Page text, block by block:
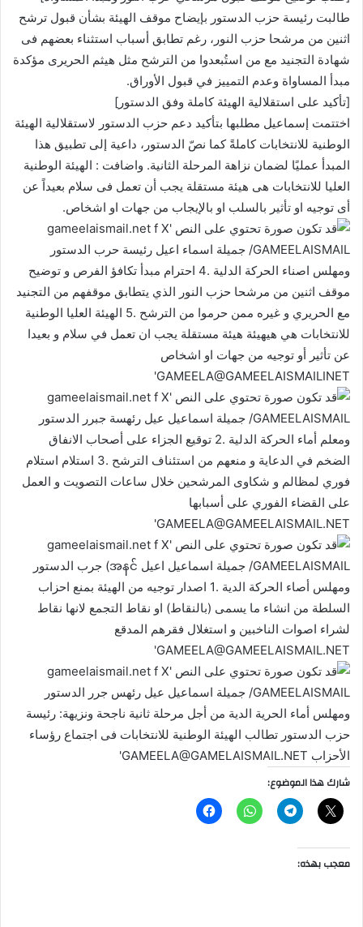
طالبت رئيسة حزب الدستور بإيضاح موقف الهيئة بشأن قبول ترشح
اثنين من مرشحا حزب النور، رغم تطابق أسباب استثناء بعضهم فى
شهادة التجنيد مع من استُبعدوا من الترشح مثل هيثم الحريرى مؤكدة
مبدأ المساواة وعدم التمييز في قبول الأوراق.
[تأكيد على استقلالية الهيئة كاملة وفق الدستور]
اختتمت إسماعيل مطلبها بتأكيد دعم حزب الدستور لاستقلالية الهيئة
الوطنية للانتخابات كاملةً كما نصّ الدستور، داعية إلى تطبيق هذا
المبدأ عمليًا لضمان نزاهة المرحلة الثانية. واضافت : الهيئة الوطنية
العليا للانتخابات هى هيئة مستقلة يجب أن تعمل فى سلام بعيداً عن
أى توجيه او تأثير بالسلب او بالإيجاب من جهات او اشخاص.
شارك هذا الموضوع:
معجب بهذه: